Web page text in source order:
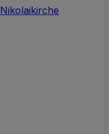
Nikolaikirche